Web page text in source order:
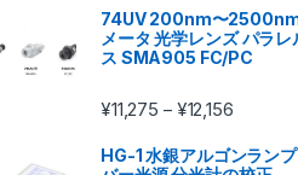
74UV 200nm〜2500nm
メータ 光学レンズ パラ
ス SMA905 FC/PC
¥11,275 – ¥12,156
HG-1 水銀アルゴンラン